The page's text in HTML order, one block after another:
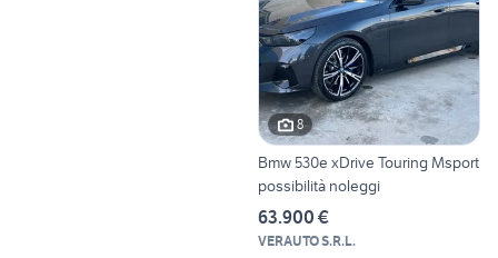
8
Bmw 530e xDrive Touring Msport
possibilità noleggi
63.900 €
VERAUTO S.R.L.